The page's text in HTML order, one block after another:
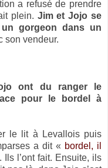
a refusé de prendre
plein. Jim et Jojo se
gorgeon dans un
son vendeur.
ont du ranger le
pour le bordel à
le lit à Levallois puis
a dit « bordel, il
Ils l’ont fait. Ensuite, ils